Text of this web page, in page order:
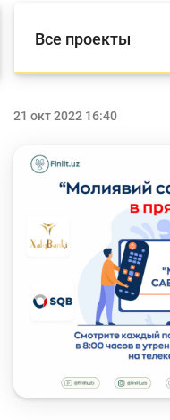
Кейс-чемпионат
Тренинги и
Новости finlit.uz
Проекты в СМИ
Учебные
Фотогалерея
Все проекты
21 окт 2022 16:40